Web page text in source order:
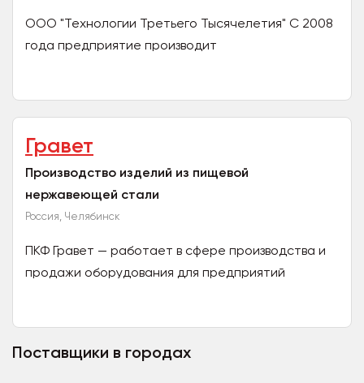
ООО "Технологии Третьего Тысячелетия" С 2008
года предприятие производит
Гравет
Производство изделий из пищевой
нержавеющей стали
Россия, Челябинск
ПКФ Гравет — работает в сфере производства и
продажи оборудования для предприятий
Поставщики в городах